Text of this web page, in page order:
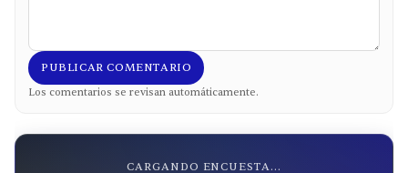
PUBLICAR COMENTARIO
Los comentarios se revisan automáticamente.
CARGANDO ENCUESTA...